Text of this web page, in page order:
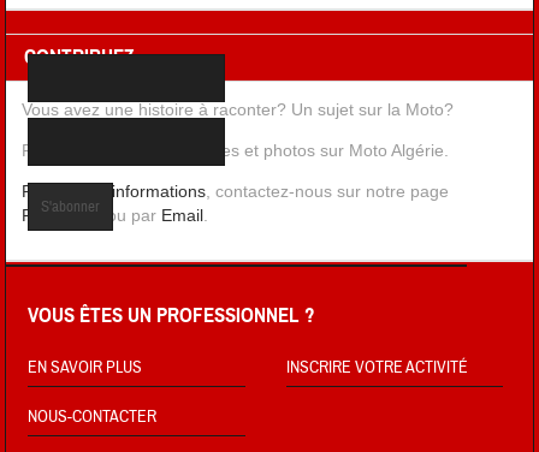
CONTRIBUEZ
Vous avez une histoire à raconter? Un sujet sur la Moto?
Publiez vos récits, aventures et photos sur Moto Algérie.
Pour plus d'informations , contactez-nous sur notre page
Facebook , ou par Email
VOUS ÊTES UN PROFESSIONNEL ?
EN SAVOIR PLUS INSCRIRE VOTRE ACTIVITÉ
NOUS-CONTACTER